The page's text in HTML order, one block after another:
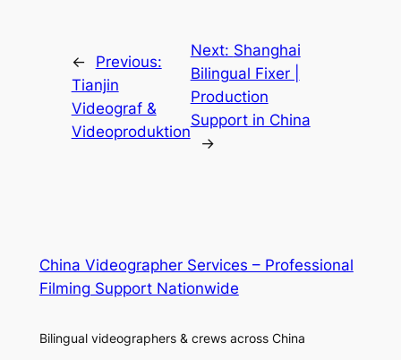
←
Previous:
Tianjin
Videograf &
Videoproduktion
Next: Shanghai
Bilingual Fixer |
Production
Support in China
→
China Videographer Services – Professional
Filming Support Nationwide
Bilingual videographers & crews across China